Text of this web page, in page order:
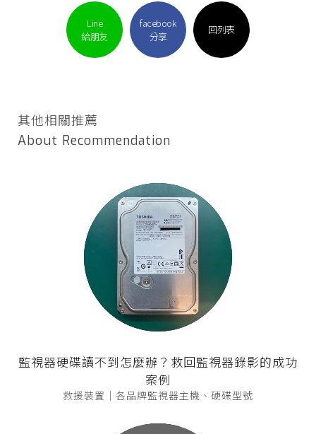
Line
給朋友
facebook
分享
回列表
其他相關推薦
About Recommendation
監視器硬碟讀不到怎麼辦？救回監視器錄影的成功
案例
救援裝置｜各品牌監視器主機、硬碟型號